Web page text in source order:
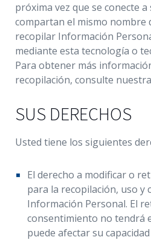
próxima vez que se conecte
compartan el mismo nombre
recopilar Información
mediante esta tecnología o
Para obtener más
recopilación, consulte
SUS DERECHOS
Usted tiene los siguientes
El derecho a modificar o
para la recopilación, uso y
Información Personal. El
consentimiento no tendrá
puede afectar su